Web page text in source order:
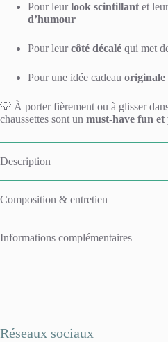
Pour leurlook scintillant et
d’humour
Pour leurcôté décalé qui met
Pour une idée cadeau originale
💡 À porter fièrement ou à glisser
chaussettes sont un must-have fun et
Description
Composition & entretien
Informations complémentaires
Réseaux sociaux